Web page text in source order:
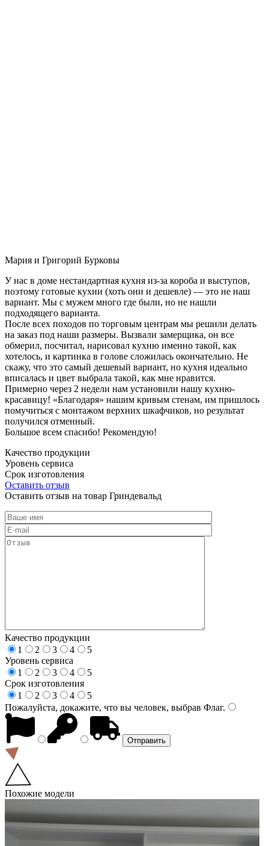
Мария и Григорий Бурковы
У нас в доме нестандартная кухня из-за короба и выступов,
поэтому готовые кухни (хоть они и дешевле) — это не наш
вариант. Мы с мужем много где были, но не нашли
подходящего варианта.
После всех походов по торговым центрам мы решили делать
на заказ под наши размеры. Вызвали замерщика, он все
обмерил, посчитал, нарисовал кухню именно такой, как
хотелось, и картинка в голове сложилась окончательно. Не
скажу, что это самый дешевый вариант, но кухня идеально
вписалась и цвет выбрала такой, как мне нравится.
Примерно через 2 недели нам установили нашу кухню-
красавицу! «Благодаря» нашим кривым стенам, им пришлось
помучиться с монтажом верхних шкафчиков, но результат
получился отменный.
Большое всем спасибо! Рекомендую!
Качество продукции
Уровень сервиса
Срок изготовления
Оставить отзыв
Оставить отзыв на товар Гриндевальд
Качество продукции
1
2 3 4
5
Уровень сервиса
1
2 3 4
5
Срок изготовления
1
2 3 4
5
Пожалуйста, докажите, что вы человек, выбрав Флаг.
Похожие модели